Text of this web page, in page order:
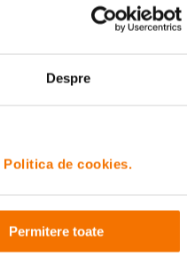
Despre
Politica de cookies.
Permitere toate